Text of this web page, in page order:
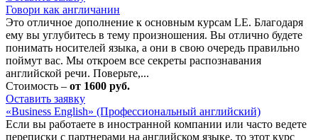
Говори как англичанин
Это отличное дополнение к основным курсам LE. Благодаря
ему вы углубитесь в тему произношения. Вы отлично будете
понимать носителей языка, а они в свою очередь правильно
поймут вас. Мы откроем все секреты распознавания
английской речи. Поверьте,...
Стоимость – от 1600 руб.
Оставить заявку
«Business English» (Профессиональный английский)
Если вы работаете в иностранной компании или часто ведете
переписки с партнерами на английском языке, то этот курс